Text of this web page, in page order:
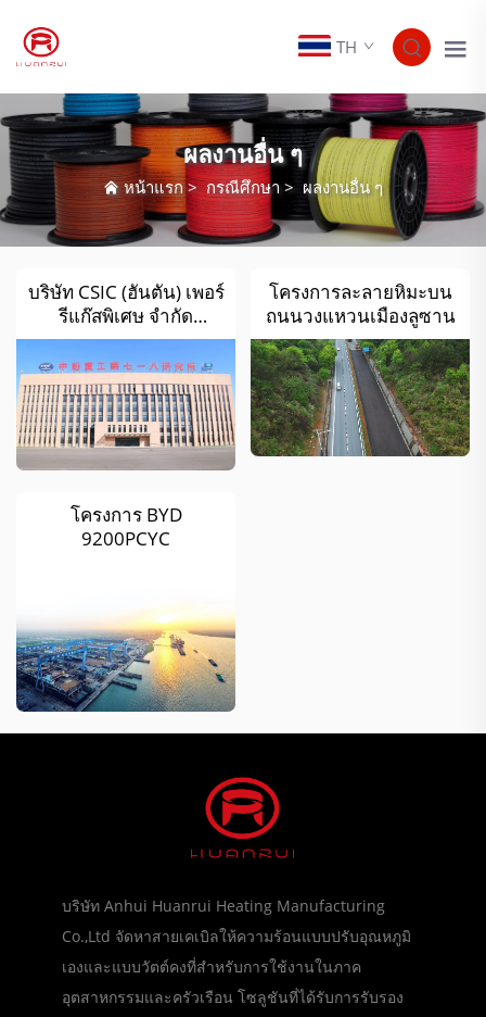
TH
ผลงานอื่น ๆ
หน้าแรก>กรณีศึกษา > ผลงานอื่น ๆ
บริษัท CSIC (ฮันตัน) เพอร์
รีแก๊สพิเศษ จำกัด
โครงการผลิตวัสดุใหม่
7,300 ตันต่อปี และ
ของเหลวไนโตรเจน
80,000 ตันต่อปี
โครงการละลายหิมะบน
ถนนวงแหวนเมืองลูซาน
โครงการ BYD
9200PCYC
บริษัท Anhui Huanrui Heating Manufacturing
Co.,Ltd จัดหาสายเคเบิลให้ความร้อนแบบปรับอุณหภูมิ
เองและแบบวัตต์คงที่สำหรับการใช้งานในภาค
อุตสาหกรรมและครัวเรือน โซลูชันที่ได้รับการรับรอง